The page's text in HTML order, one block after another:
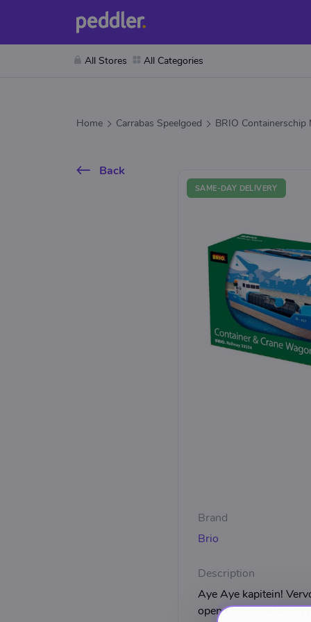
All Stores All Categories
Home Carrabas Speelgoed BRIO Containerschip
Back
SAME-DAY DELIVERY
Brand
Brio
Description
Aye Aye kapitein!
open en hijs de lading